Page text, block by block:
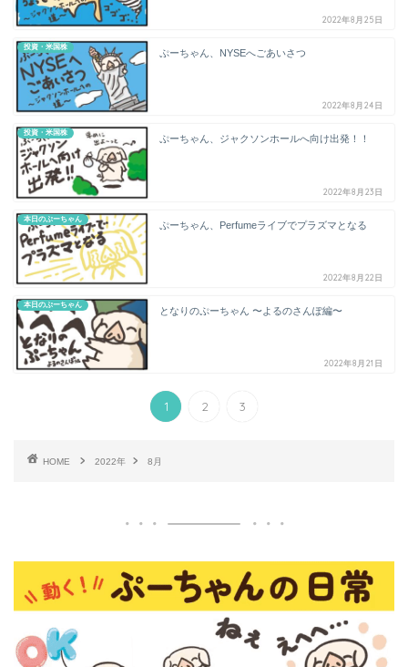
2022年8月25日
投資・米国株
ぷーちゃん、NYSEへごあいさつ
2022年8月24日
投資・米国株
ぷーちゃん、ジャクソンホールへ向け出発！！
2022年8月23日
本日のぷーちゃん
ぷーちゃん、Perfumeライブでプラズマとなる
2022年8月22日
本日のぷーちゃん
となりのぷーちゃん 〜よるのさんぽ編〜
2022年8月21日
1 2 3
HOME 2022年 8月